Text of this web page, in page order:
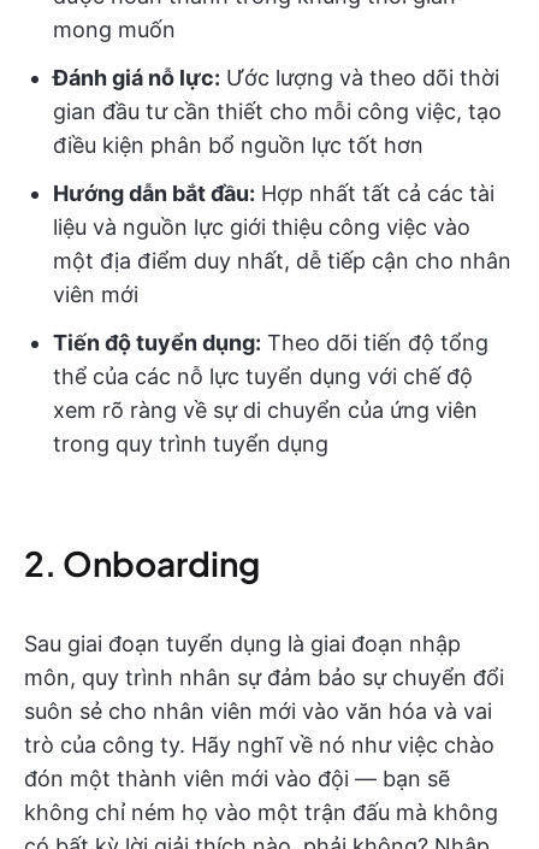
mong muốn
Đánh giá nỗ lực: Ước lượng và theo dõi thời
gian đầu tư cần thiết cho mỗi công việc, tạo
điều kiện phân bổ nguồn lực tốt hơn
Hướng dẫn bắt đầu: Hợp nhất tất cả các tài
liệu và nguồn lực giới thiệu công việc vào
một địa điểm duy nhất, dễ tiếp cận cho nhân
viên mới
Tiến độ tuyển dụng: Theo dõi tiến độ tổng
thể của các nỗ lực tuyển dụng với chế độ
xem rõ ràng về sự di chuyển của ứng viên
trong quy trình tuyển dụng
2. Onboarding
Sau giai đoạn tuyển dụng là giai đoạn nhập
môn, quy trình nhân sự đảm bảo sự chuyển đổi
suôn sẻ cho nhân viên mới vào văn hóa và vai
trò của công ty. Hãy nghĩ về nó như việc chào
đón một thành viên mới vào đội — bạn sẽ
không chỉ ném họ vào một trận đấu mà không